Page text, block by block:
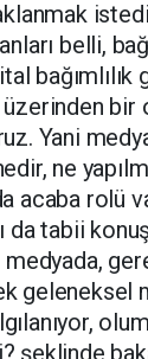
belli,
üzerinden bir
Yani
ne
acaba rolü
da tabii
geleneksel